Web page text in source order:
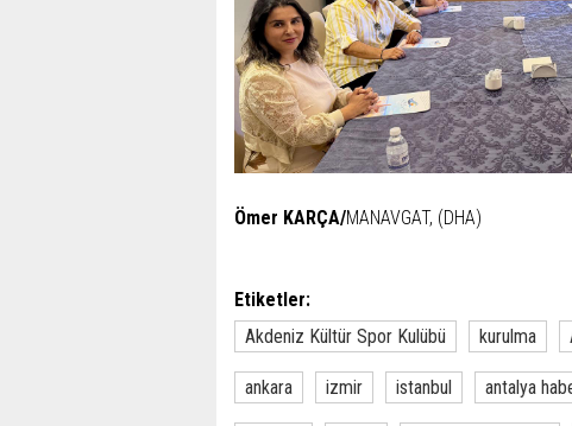
Ömer KARÇA/MANAVGAT, (DHA)
Etiketler:
Akdeniz Kültür Spor Kulübü
kurulma
ankara izmir istanbul antalya